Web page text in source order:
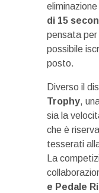
di 15
pensata
possibile
posto.
Diverso il
Trophy,
sia la
che è
tesserati
La
e Pedale